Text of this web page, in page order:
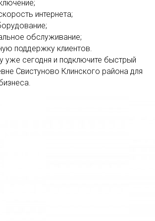
интернета;
обслуживание;
поддержку клиентов.
уже сегодня и подключите быстрый
Свистуново Клинского района для